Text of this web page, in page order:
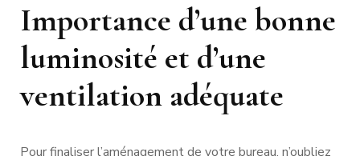
Importance d’une bonne
luminosité et d’une
ventilation adéquate
Pour finaliser l’aménagement de votre bureau, n’oubliez